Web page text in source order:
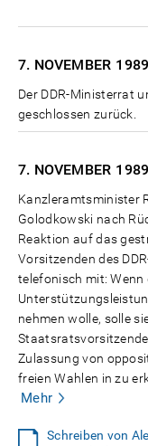
7. NOVEMBER 1989
Der DDR-Ministerrat
geschlossen zurück.
7. NOVEMBER 1989
Kanzleramtsminister
Golodkowski nach
Reaktion auf das
Vorsitzenden des
telefonisch mit: Wenn
nehmen wolle, solle
Zulassung von
freien Wahlen in zu
Mehr
Schreiben von